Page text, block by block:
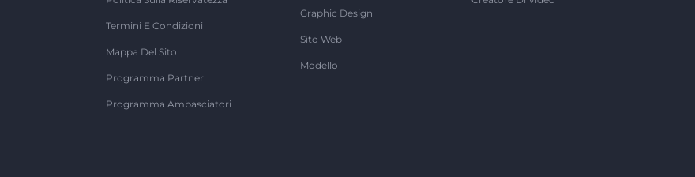
Termini E Condizioni
Mappa Del Sito
Programma Partner
Programma Ambasciatori
Graphic Design
Sito Web
Modello